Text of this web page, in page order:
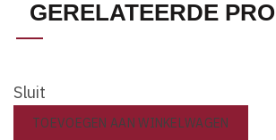
GERELATEERDE
Sluit
TOEVOEGEN AAN WINKELWAGEN